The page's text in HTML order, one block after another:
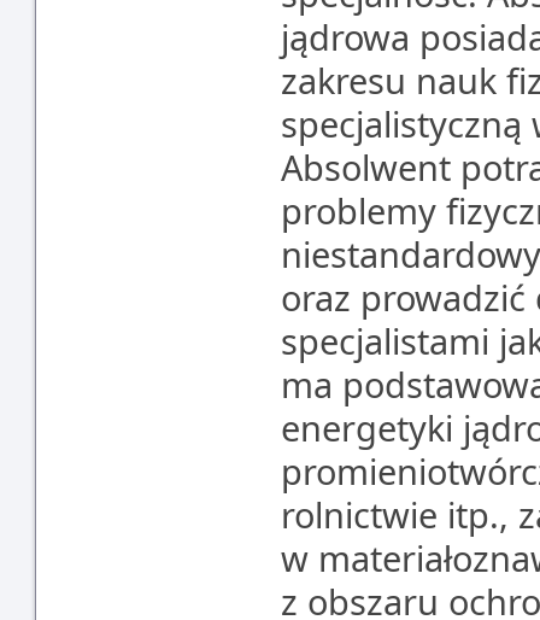
jądrowa
zakresu nauk
specjalistyczną
Absolwent
problemy
oraz prowadzić
specjalistami
ma
energetyki
rolnictwie itp.,
w
z obszaru